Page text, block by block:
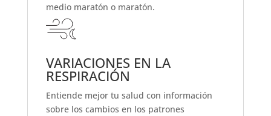
medio maratón o maratón.
VARIACIONES EN LA
RESPIRACIÓN
Entiende mejor tu salud con información
sobre los cambios en los patrones